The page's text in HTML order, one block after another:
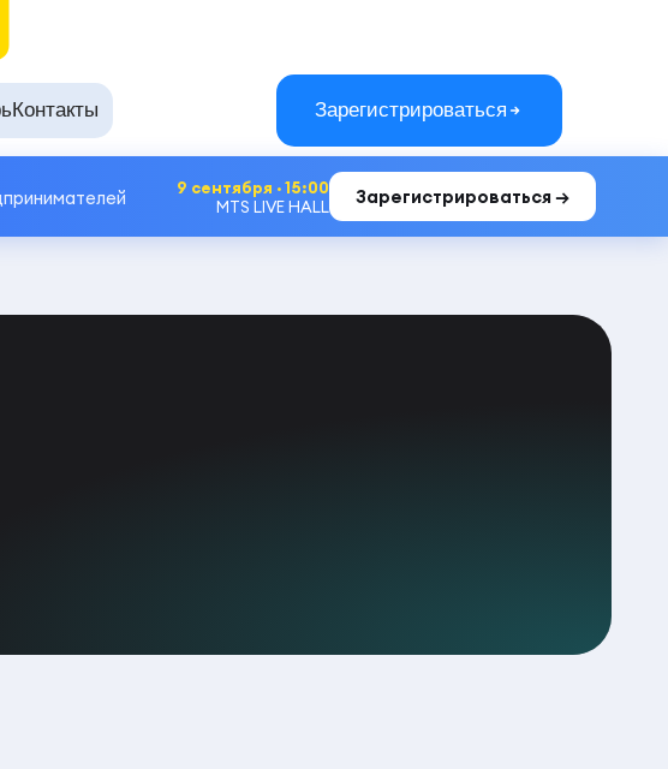
Контакты Зарегистрироваться
9 сентября · 15:00
MTS LIVE HALL
Зарегистрироваться →